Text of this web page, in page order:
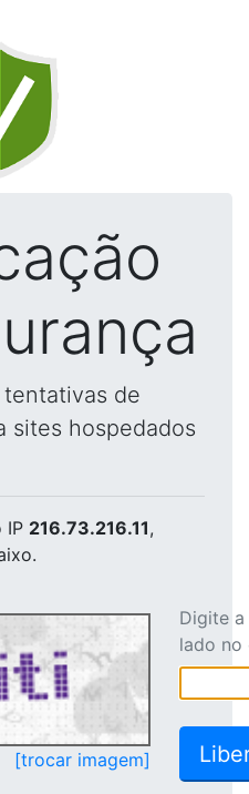
de
sites hospedados
IP 216.73.216.11,
[trocar imagem]
Digite
lado no